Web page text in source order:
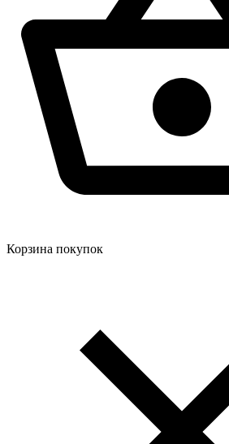
Корзина покупок